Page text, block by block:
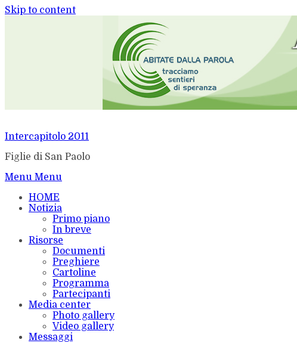
Skip to content
Intercapitolo 2011
Figlie di San Paolo
Menu Menu
HOME
Notizia
Primo piano
In breve
Risorse
Documenti
Preghiere
Cartoline
Programma
Partecipanti
Media center
Photo gallery
Video gallery
Messaggi